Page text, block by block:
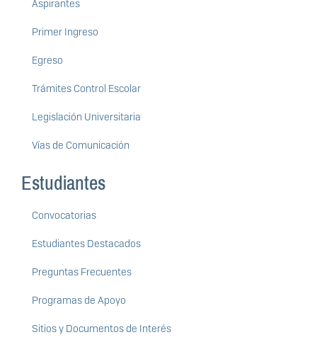
Aspirantes
Primer Ingreso
Egreso
Trámites Control Escolar
Legislación Universitaria
Vías de Comunicación
Estudiantes
Convocatorias
Estudiantes Destacados
Preguntas Frecuentes
Programas de Apoyo
Sitios y Documentos de Interés